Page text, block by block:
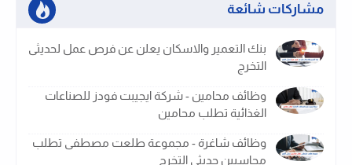
مشاركات شائعة
بنك التعمير والاسكان يعلن عن فرص عمل لحديثى
التخرج
وظائف محامين - شركة ايجيبت فودز للصناعات
الغذائية تطلب محامين
وظائف شاغرة - مجموعة طلعت مصطفى تطلب
محاسبين حديثى التخرج